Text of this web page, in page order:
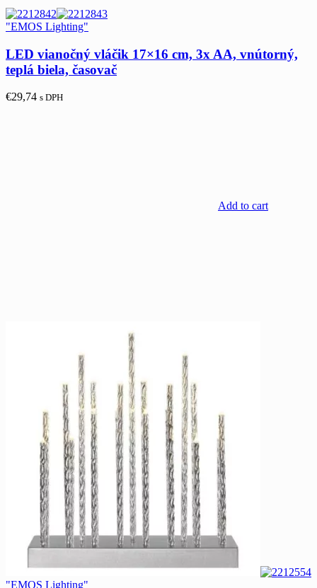
"EMOS Lighting"
LED vianočný vláčik 17×16 cm, 3x AA, vnútorný,
teplá biela, časovač
€29,74 s DPH
Add to cart
"EMOS Lighting"